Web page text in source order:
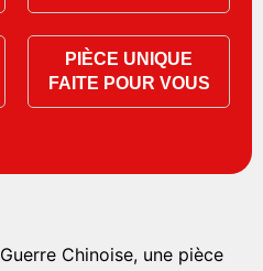
PIÈCE UNIQUE
FAITE POUR VOUS
Chinoise, une pièce